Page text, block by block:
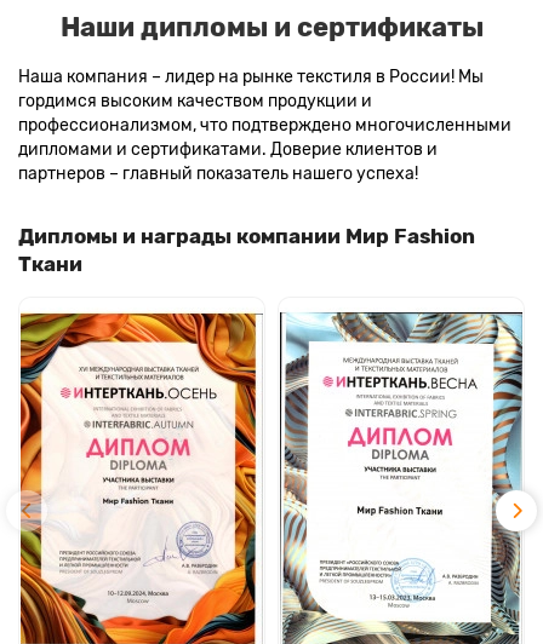
Наши дипломы и сертификаты
Наша компания – лидер на рынке текстиля в России! Мы
гордимся высоким качеством продукции и
профессионализмом, что подтверждено многочисленными
дипломами и сертификатами. Доверие клиентов и
партнеров – главный показатель нашего успеха!
Дипломы и награды компании Мир Fashion
Ткани